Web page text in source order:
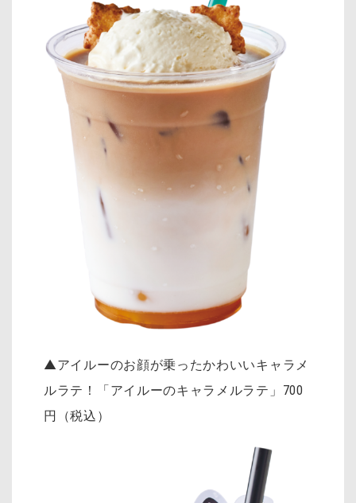
▲アイルーのお顔が乗ったかわいいキャラメ
ルラテ！「アイルーのキャラメルラテ」700
円（税込）